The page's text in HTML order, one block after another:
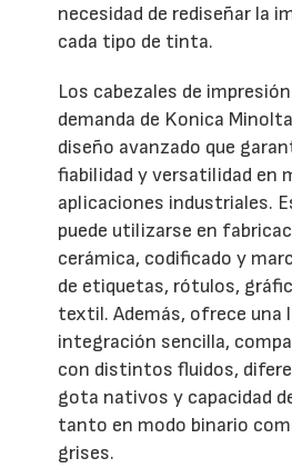
necesidad de rediseñar la
cada tipo de tinta.
Los cabezales de
demanda de Konica
diseño avanzado que
fiabilidad y versatilidad en
aplicaciones industriales.
puede utilizarse en
cerámica, codificado y
de etiquetas, rótulos,
textil. Además, ofrece una
integración sencilla,
con distintos fluidos,
gota nativos y capacidad
tanto en modo binario
grises.